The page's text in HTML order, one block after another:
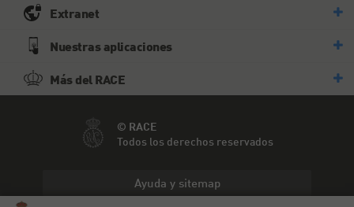
Extranet
Nuestras aplicaciones
Más del RACE
© RACE
Todos los derechos reservados
Ayuda y sitemap